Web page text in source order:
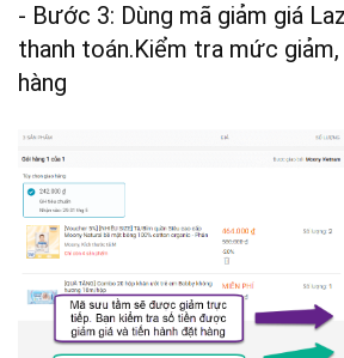
- Bước 3: Dùng mã giảm giá
thanh toán.Kiểm tra mức
hàng